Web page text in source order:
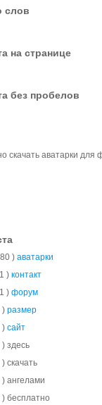
слов
на странице
без пробелов
скачать аватарки для
) аватарки
) контакт
) форум
) размер
) сайт
здесь
скачать
ангелами
бесплатно